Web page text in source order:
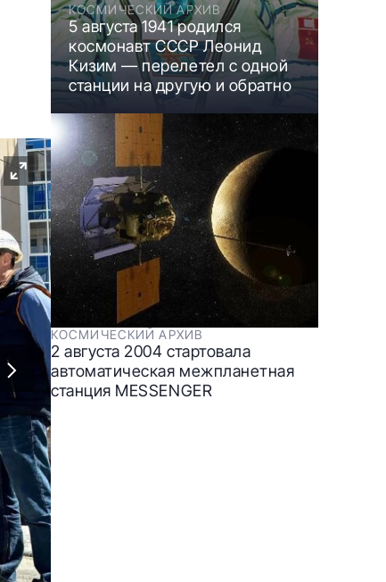
КОСМИЧЕСКИЙ АРХИВ
5 августа 1941 родился
космонавт СССР Леонид
Кизим — перелетел с одной
станции на другую и обратно
КОСМИЧЕСКИЙ АРХИВ
2 августа 2004 стартовала
автоматическая межпланетная
станция MESSENGER